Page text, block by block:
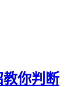
你判断